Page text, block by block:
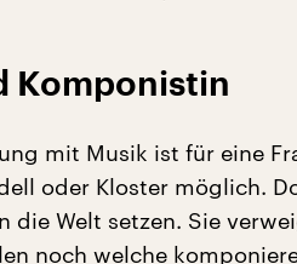
Komponistin
mit Musik ist für eine
oder Kloster möglich.
die Welt setzen. Sie
noch welche